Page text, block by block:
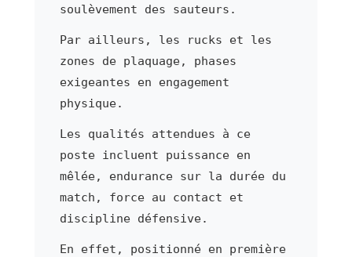
soulèvement des sauteurs.
Par ailleurs, les rucks et les
zones de plaquage, phases
exigeantes en engagement
physique.
Les qualités attendues à ce
poste incluent puissance en
mêlée, endurance sur la durée du
match, force au contact et
discipline défensive.
En effet, positionné en première